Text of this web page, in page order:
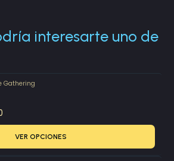
interesarte uno de
Gathering
VER OPCIONES